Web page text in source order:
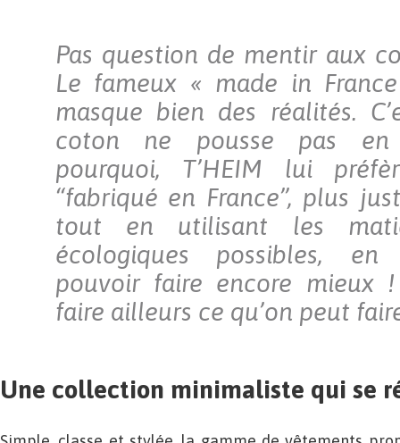
Pas question de mentir aux
Le fameux « made in
masque bien des réalités.
coton ne pousse pas en
pourquoi, T’HEIM lui
“fabriqué en France”, plus
tout en utilisant les
écologiques possibles,
pouvoir faire encore mieux
faire ailleurs ce qu’on peut
Une collection minimaliste qui se